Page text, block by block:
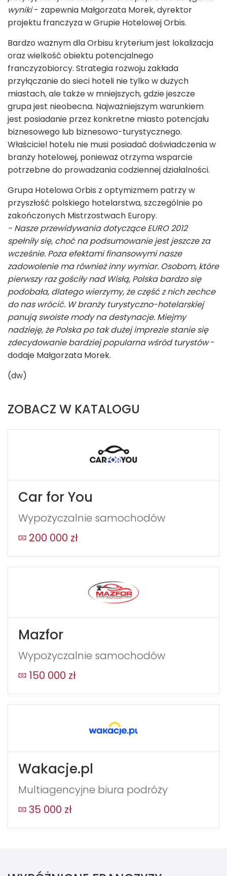
wyniki- zapewnia Małgorzata Morek, dyrektor
projektu franczyza w Grupie Hotelowej Orbis.
Bardzo ważnym dla Orbisu kryterium jest lokalizacja
oraz wielkość obiektu potencjalnego
franczyzobiorcy. Strategia rozwoju zakłada
przyłączanie do sieci hoteli nie tylko w dużych
miastach, ale także w mniejszych, gdzie jeszcze
grupa jest nieobecna. Najważniejszym warunkiem
jest posiadanie przez konkretne miasto potencjału
biznesowego lub biznesowo-turystycznego.
Właściciel hotelu nie musi posiadać doświadczenia w
branży hotelowej, ponieważ otrzyma wsparcie
potrzebne do prowadzania codziennej działalności.
Grupa Hotelowa Orbis z optymizmem patrzy w
przyszłość polskiego hotelarstwa, szczególnie po
zakończonych Mistrzostwach Europy.
- Nasze przewidywania dotyczące EURO 2012
spełniły się, choć na podsumowanie jest jeszcze za
wcześnie. Poza efektami finansowymi nasze
zadowolenie ma również inny wymiar. Osobom, które
pierwszy raz gościły nad Wisłą, Polska bardzo się
podobała, dlatego wierzymy, że część z nich zechce
do nas wrócić. W branży turystyczno-hotelarskiej
panują swoiste mody na destynacje. Miejmy
nadzieję, że Polska po tak dużej imprezie stanie się
zdecydowanie bardziej popularna wśród turystów-
dodaje Małgorzata Morek.
(dw)
ZOBACZ W KATALOGU
Car for You
Wypożyczalnie samochodów
200 000 zł
Mazfor
Wypożyczalnie samochodów
150 000 zł
Wakacje.pl
Multiagencyjne biura podróży
35 000 zł